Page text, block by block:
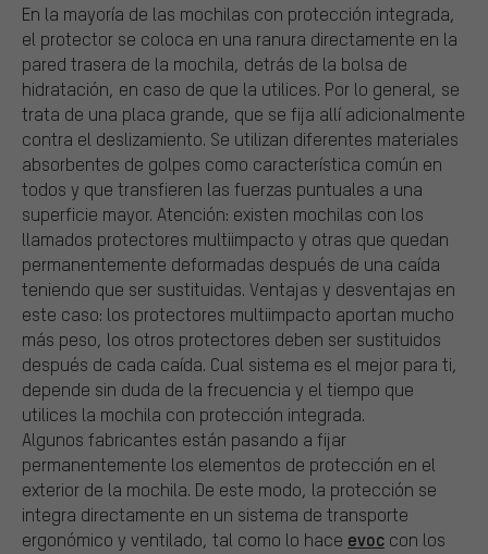
En la mayoría de las mochilas con protección integrada,
el protector se coloca en una ranura directamente en la
pared trasera de la mochila, detrás de la bolsa de
hidratación, en caso de que la utilices. Por lo general, se
trata de una placa grande, que se fija allí adicionalmente
contra el deslizamiento. Se utilizan diferentes materiales
absorbentes de golpes como característica común en
todos y que transfieren las fuerzas puntuales a una
superficie mayor. Atención: existen mochilas con los
llamados protectores multiimpacto y otras que quedan
permanentemente deformadas después de una caída
teniendo que ser sustituidas. Ventajas y desventajas en
este caso: los protectores multiimpacto aportan mucho
más peso, los otros protectores deben ser sustituidos
después de cada caída. Cual sistema es el mejor para ti,
depende sin duda de la frecuencia y el tiempo que
utilices la mochila con protección integrada.
Algunos fabricantes están pasando a fijar
permanentemente los elementos de protección en el
exterior de la mochila. De este modo, la protección se
integra directamente en un sistema de transporte
ergonómico y ventilado, tal como lo hace evoc con los